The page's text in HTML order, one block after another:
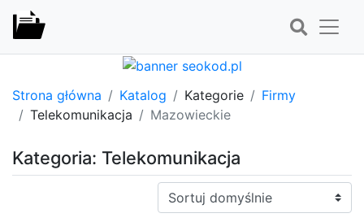
Strona główna Katalog Kategorie
Firmy
Telekomunikacja
Mazowieckie
Kategoria: Telekomunikacja
Sortuj: